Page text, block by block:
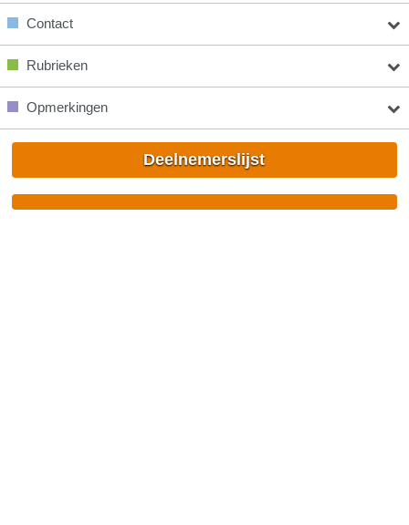
Contact
Rubrieken
Opmerkingen
Deelnemerslijst